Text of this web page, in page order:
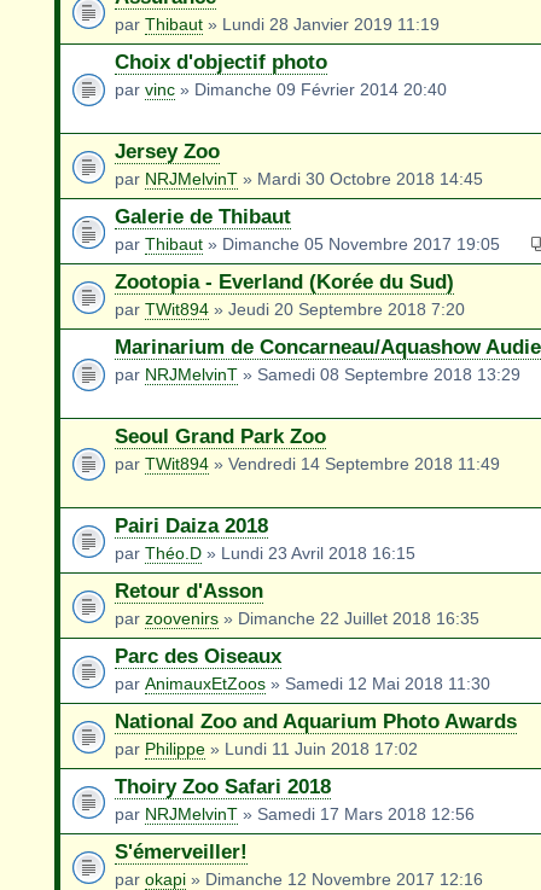
par Thibaut » Lundi 28 Janvier 2019 11:19
Choix d'objectif photo
par vinc » Dimanche 09 Février 2014 20:40
Jersey Zoo
par NRJMelvinT » Mardi 30 Octobre 2018 14:45
Galerie de Thibaut
par Thibaut » Dimanche 05 Novembre 2017 19:05
Zootopia - Everland (Korée du Sud)
par TWit894 » Jeudi 20 Septembre 2018 7:20
Marinarium de Concarneau/Aquashow
par NRJMelvinT » Samedi 08 Septembre 2018 13:29
Seoul Grand Park Zoo
par TWit894 » Vendredi 14 Septembre 2018 11:49
Pairi Daiza 2018
par Théo.D » Lundi 23 Avril 2018 16:15
Retour d'Asson
par zoovenirs » Dimanche 22 Juillet 2018 16:35
Parc des Oiseaux
par AnimauxEtZoos » Samedi 12 Mai 2018 11:30
National Zoo and Aquarium Photo Awards
par Philippe » Lundi 11 Juin 2018 17:02
Thoiry Zoo Safari 2018
par NRJMelvinT » Samedi 17 Mars 2018 12:56
S'émerveiller!
par okapi » Dimanche 12 Novembre 2017 12:16